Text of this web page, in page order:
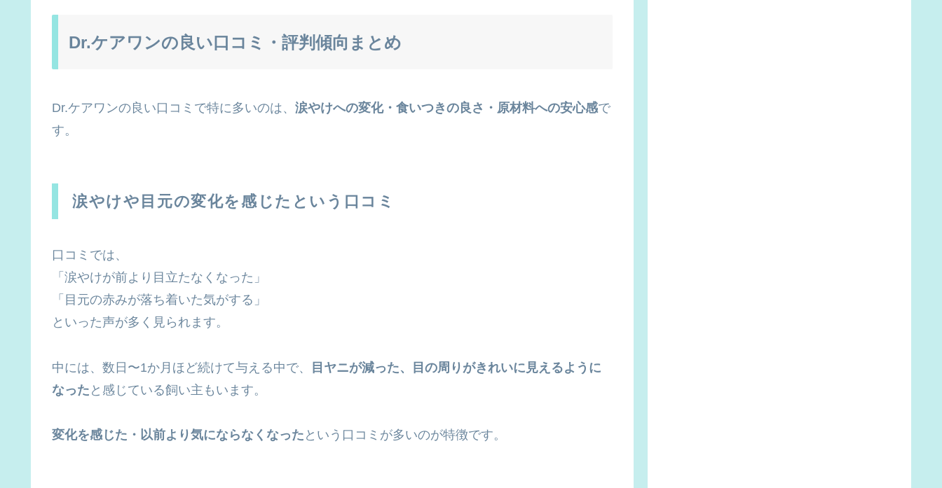
Dr.ケアワンの良い口コミ・評判傾向まとめ
Dr.ケアワンの良い口コミで特に多いのは、 涙やけへの変化・食いつきの良さ・原材料への安心感で
す。
涙やけや目元の変化を感じたという口コミ
口コミでは、
「涙やけが前より目立たなくなった」
「目元の赤みが落ち着いた気がする」
といった声が多く見られます。
中には、数日〜1か月ほど続けて与える中で、
目ヤニが減った、目の周りがきれいに見えるように
なった と感じている飼い主もいます。
変化を感じた・以前より気にならなくなった という口コミが多いのが特徴です。